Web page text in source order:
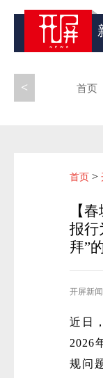
首页
<
首页 >
【
报行
拜”
开屏新闻
近日
2026
规问